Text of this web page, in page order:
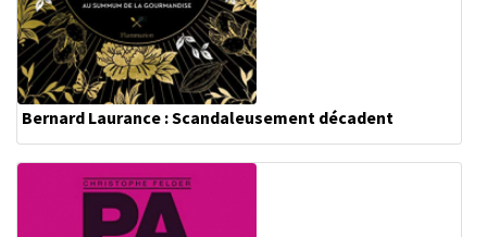
Bernard Laurance : Scandaleusement décadent